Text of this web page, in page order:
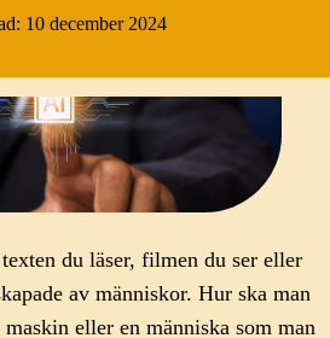
10 december 2024
du läser, filmen du ser eller
av människor. Hur ska man
eller en människa som man